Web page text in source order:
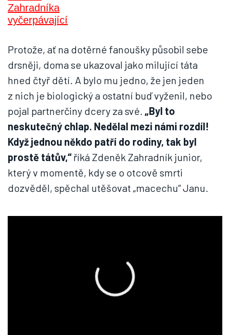
Protože, ať na dotěrné fanoušky působil sebe
drsněji, doma se ukazoval jako milující táta
hned čtyř dětí. A bylo mu jedno, že jen jeden
z nich je biologický a ostatní buď vyženil, nebo
pojal partnerčiny dcery za své. „Byl to
neskutečný chlap. Nedělal mezi námi rozdíl!
Když jednou někdo patří do rodiny, tak byl
prostě tátův,“říká Zdeněk Zahradník junior,
který v momentě, kdy se o otcově smrti
dozvěděl, spěchal utěšovat „macechu“ Janu.